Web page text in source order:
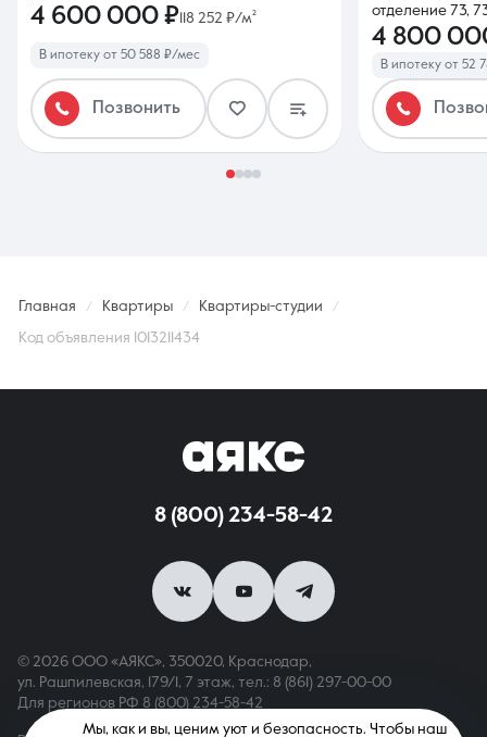
4 600 000 ₽ 118 252 ₽/м²
В ипотеку от 50 588 ₽/мес
Позвонить
отделение 73,
4 800
В ипотеку от 52
Главная Квартиры Квартиры-студии
Код объявления 1013211434
8 (800) 234-58-42
© 2026 ООО «АЯКС», 350020, Краснодар,
ул. Рашпилевская, 179/1, 7 этаж, тел.: 8 (861) 297-00-00
Для регионов РФ 8 (800) 234-58-42
Мы, как и вы, ценим уют и безопасность. Чтобы наш